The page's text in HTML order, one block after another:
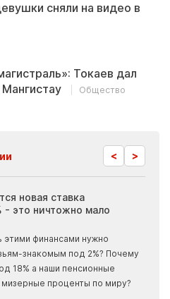
сняли на видео в
Токаев дал
Общество
< >
новая ставка
- это ничтожно мало
этими финансами нужно
знакомым под 2%? Почему
18% а наши пенсионные
проценты по миру?